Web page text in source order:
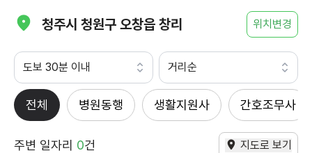
청주시 청원구 오창읍 창리 위치변경
도보 30분 이내 거리순
전체 병원동행 생활지원사 간호조무사
주변 일자리 0건 지도로 보기